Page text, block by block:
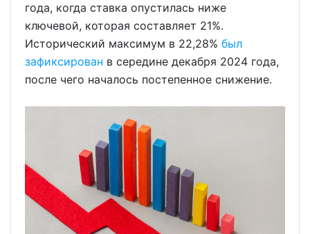
года, когда ставка опустилась ниже
ключевой, которая составляет 21%.
Исторический максимум в 22,28% был
зафиксирован в середине декабря 2024 года,
после чего началось постепенное снижение.